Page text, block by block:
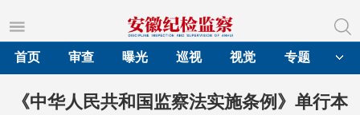
首页
审查 曝光 巡视 视觉 专题
《中华人民共和国监察法实施条例》单行本